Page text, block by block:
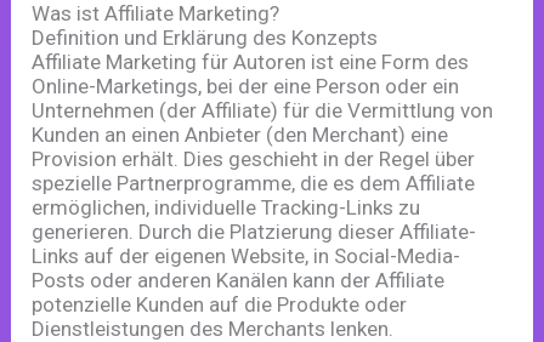
Was ist Affiliate Marketing?
Definition und Erklärung des Konzepts
Affiliate Marketing für Autoren ist eine Form des
Online-Marketings, bei der eine Person oder ein
Unternehmen (der Affiliate) für die Vermittlung von
Kunden an einen Anbieter (den Merchant) eine
Provision erhält. Dies geschieht in der Regel über
spezielle Partnerprogramme, die es dem Affiliate
ermöglichen, individuelle Tracking-Links zu
generieren. Durch die Platzierung dieser Affiliate-
Links auf der eigenen Website, in Social-Media-
Posts oder anderen Kanälen kann der Affiliate
potenzielle Kunden auf die Produkte oder
Dienstleistungen des Merchants lenken.